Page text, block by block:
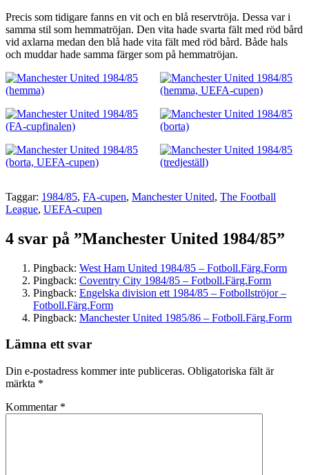
Precis som tidigare fanns en vit och en blå reservtröja. Dessa var i
samma stil som hemmatröjan. Den vita hade svarta fält med röd bård
vid axlarna medan den blå hade vita fält med röd bård. Både hals
och muddar hade samma färger som på hemmatröjan.
Taggar: 1984/85, FA-cupen, Manchester United, The Football
League, UEFA-cupen
4 svar på ”Manchester United 1984/85”
Pingback: West Ham United 1984/85 – Fotboll.Färg.Form
Pingback: Coventry City 1984/85 – Fotboll.Färg.Form
Pingback: Engelska division ett 1984/85 – Fotbollströjor –
Fotboll.Färg.Form
Pingback: Manchester United 1985/86 – Fotboll.Färg.Form
Lämna ett svar
Din e-postadress kommer inte publiceras. Obligatoriska fält är
märkta *
Kommentar *